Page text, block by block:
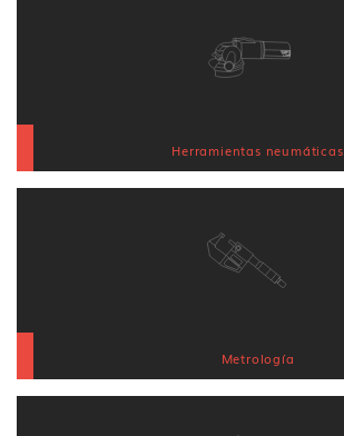
Herramientas neumáticas
Metrología